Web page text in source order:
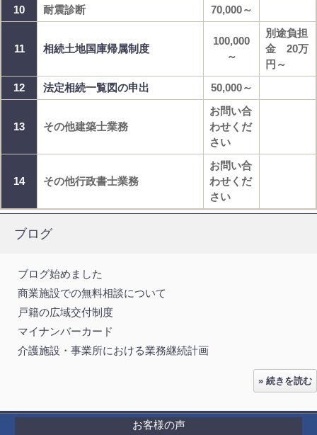
10
耐震診断 70,000～
11 相続土地国庫帰属制度
100,000
～
別途負担
金 20万
円～
12
法定相続一覧図の申出 50,000～
13 その他建築士業務
お問い合
わせくだ
さい
14 その他行政書士業務
お問い合
わせくだ
さい
ブログ
ブログ始めました
商業施設での無料相談について
戸籍の広域交付制度
マイナンバーカード
介護施設・事業所における業務継続計画
» 続きを読む
お客様の声